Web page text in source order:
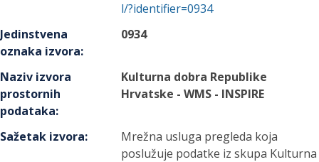
l/?identifier=0934
Jedinstvena
oznaka izvora:
0934
Naziv izvora
prostornih
podataka:
Kulturna dobra Republike
Hrvatske - WMS - INSPIRE
Sažetak izvora:
Mrežna usluga pregleda koja
poslužuje podatke iz skupa Kulturna